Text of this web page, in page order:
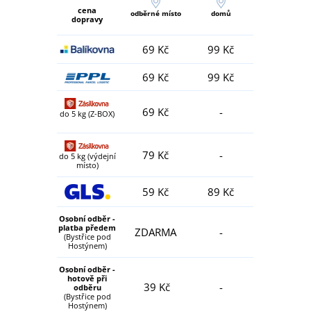
cena
dopravy
odběrné místo domů
69 Kč
99 Kč
69 Kč
99 Kč
do 5 kg (Z-BOX) 69 Kč -
do 5 kg (výdejní
místo)
79 Kč -
59 Kč 89 Kč
Osobní odběr -
platba předem
(Bystřice pod
Hostýnem)
ZDARMA -
Osobní odběr -
hotově při
odběru
(Bystřice pod
Hostýnem)
39 Kč -